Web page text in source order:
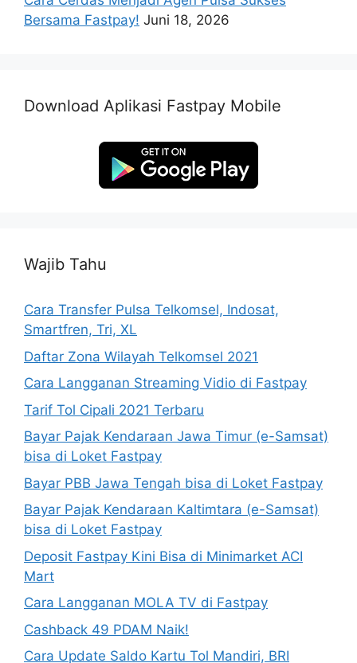
Bersama Fastpay! Juni 18, 2026
Download Aplikasi Fastpay Mobile
Wajib Tahu
Cara Transfer Pulsa Telkomsel, Indosat,
Smartfren, Tri, XL
Daftar Zona Wilayah Telkomsel 2021
Cara Langganan Streaming Vidio di Fastpay
Tarif Tol Cipali 2021 Terbaru
Bayar Pajak Kendaraan Jawa Timur (e-Samsat)
bisa di Loket Fastpay
Bayar PBB Jawa Tengah bisa di Loket Fastpay
Bayar Pajak Kendaraan Kaltimtara (e-Samsat)
bisa di Loket Fastpay
Deposit Fastpay Kini Bisa di Minimarket ACI
Mart
Cara Langganan MOLA TV di Fastpay
Cashback 49 PDAM Naik!
Cara Update Saldo Kartu Tol Mandiri, BRI